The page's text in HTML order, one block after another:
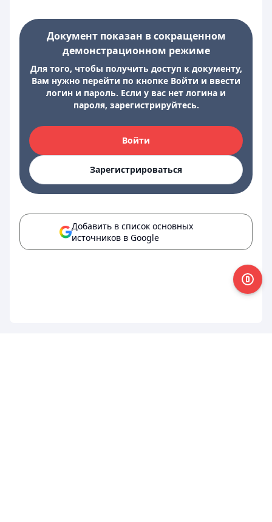
Документ показан в сокращенном
демонстрационном режиме
Для того, чтобы получить доступ к документу,
Вам нужно перейти по кнопке Войти и ввести
логин и пароль. Если у вас нет логина и
пароля, зарегистрируйтесь.
Войти
Зарегистрироваться
Добавить в список основных
источников в Google